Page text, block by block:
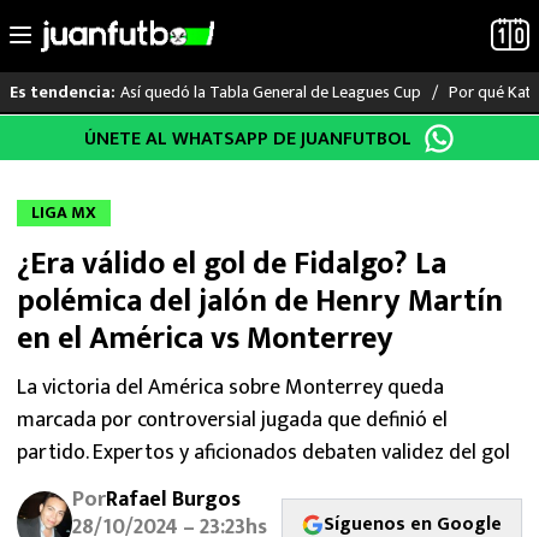
al
Es tendencia: Así quedó la Tabla General de Leagues Cup Por qué
LO ÚLTIMO
LIGA MX
RAYADOS
PUMAS
ATLANTE
SELECCIÓN MEXICANA
FUTBOL INTERNACIONAL
ÚNETE AL WHATSAPP DE JUANFUTBOL
LIGA MX
¿Era válido el gol de Fidalgo? La
polémica del jalón de Henry Martín
en el América vs Monterrey
La victoria del América sobre Monterrey queda
marcada por controversial jugada que definió el
partido. Expertos y aficionados debaten validez del gol
PorRafael Burgos
28/10/2024 – 23:23hs Síguenos en Google